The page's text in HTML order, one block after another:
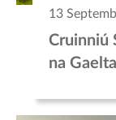
13
Cruinniú
na